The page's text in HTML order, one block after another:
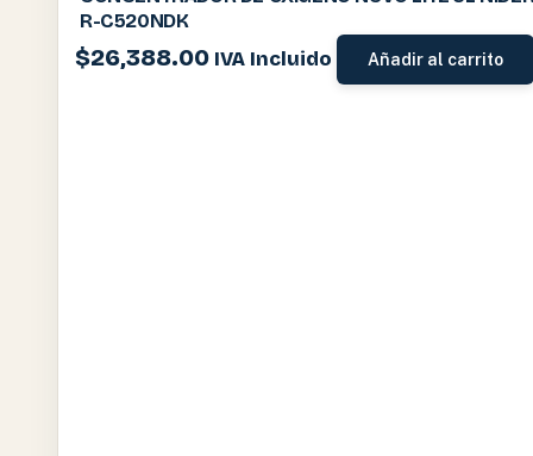
R-C520NDK
$26,388.00 IVA Incluido Añadir al carrito